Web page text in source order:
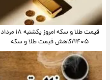
قیمت طلا و سکه امروز یکشنبه ۱۸ مرداد
۱۴۰۵/کاهش قیمت طلا و سکه